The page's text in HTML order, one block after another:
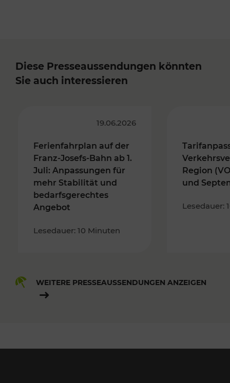
Diese Presseaussendungen könnten
Sie auch interessieren
19.06.2026
Ferienfahrplan auf der
Franz-Josefs-Bahn ab 1.
Juli: Anpassungen für
mehr Stabilität und
bedarfsgerechtes
Angebot
Lesedauer: 10 Minuten
Region
und
Lesedauer:
WEITERE PRESSEAUSSENDUNGEN ANZEIGEN